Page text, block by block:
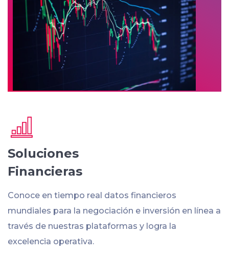
Soluciones
Financieras
Conoce en tiempo real datos financieros
mundiales para la negociación e inversión en línea a
través de nuestras plataformas y logra la
excelencia operativa.